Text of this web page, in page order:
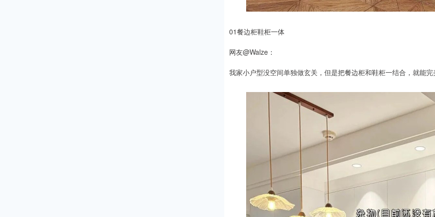
01餐边柜鞋柜一体
网友@Walze：
我家小户型没空间单独做玄关，但是把餐边柜和鞋柜一结合，就能